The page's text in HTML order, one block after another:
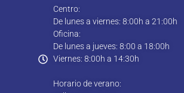
Centro:
De lunes a viernes: 8:00h a 21:00h
Oficina:
De lunes a jueves: 8:00 a 18:00h
Viernes: 8:00h a 14:30h
Horario de verano: